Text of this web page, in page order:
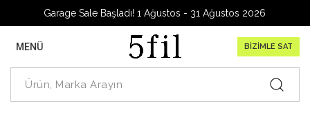
Garage Sale Başladı! 1 Ağustos - 31 Ağustos 2026
MENÜ BİZİMLE SAT